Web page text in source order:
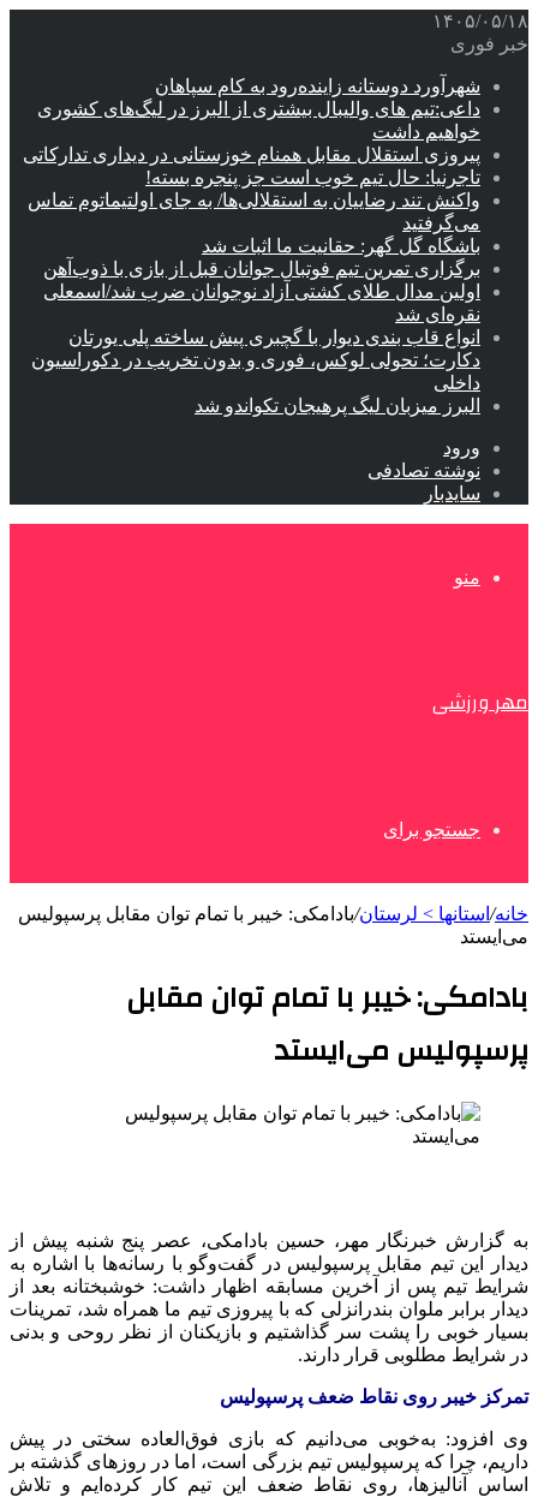
۱۴۰۵/۰۵/۱۸
خبر فوری
شهرآورد دوستانه زاینده‌رود به کام سپاهان
داعی:تیم های والیبال بیشتری از البرز در لیگ‌های کشوری
خواهیم داشت
پیروزی استقلال مقابل همنام خوزستانی در دیداری تدارکاتی
تاجرنیا: حال تیم خوب است جز پنجره بسته!
واکنش تند رضاییان به استقلالی‌ها/ به جای اولتیماتوم تماس
می‌گرفتید
باشگاه گل گهر: حقانیت ما اثبات شد
برگزاری تمرین تیم فوتبال جوانان قبل از بازی با ذوب‌آهن
اولین مدال طلای کشتی آزاد نوجوانان ضرب شد/اسمعلی
نقره‌ای شد
انواع قاب بندی دیوار با گچبری پیش ساخته پلی یورتان
دکارت؛ تحولی لوکس، فوری و بدون تخریب در دکوراسیون
داخلی
البرز میزبان لیگ پرهیجان تکواندو شد
ورود
نوشته تصادفی
سایدبار
منو
مهر ورزشی
جستجو برای
خانه/ استانها > لرستان/بادامکی: خیبر با تمام توان مقابل پرسپولیس
می‌ایستد
بادامکی: خیبر با تمام توان مقابل
پرسپولیس می‌ایستد
به گزارش خبرنگار مهر، حسین بادامکی، عصر پنج شنبه پیش از
دیدار این تیم مقابل پرسپولیس در گفت‌وگو با رسانه‌ها با اشاره به
شرایط تیم پس از آخرین مسابقه اظهار داشت: خوشبختانه بعد از
دیدار برابر ملوان بندرانزلی که با پیروزی تیم ما همراه شد، تمرینات
بسیار خوبی را پشت سر گذاشتیم و بازیکنان از نظر روحی و بدنی
در شرایط مطلوبی قرار دارند.
تمرکز خیبر روی نقاط ضعف پرسپولیس
وی افزود: به‌خوبی می‌دانیم که بازی فوق‌العاده سختی در پیش
داریم، چرا که پرسپولیس تیم بزرگی است، اما در روزهای گذشته بر
اساس آنالیزها، روی نقاط ضعف این تیم کار کرده‌ایم و تلاش